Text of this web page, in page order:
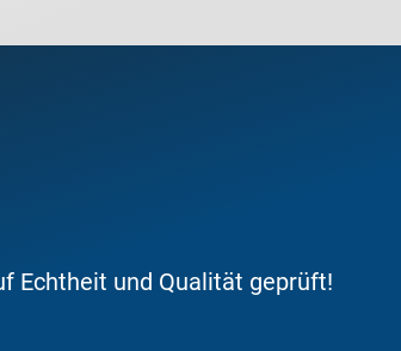
Echtheit und Qualität geprüft!